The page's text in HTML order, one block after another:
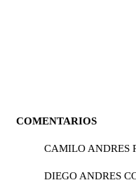
COMENTARIOS
CAMILO ANDRES
DIEGO ANDRES